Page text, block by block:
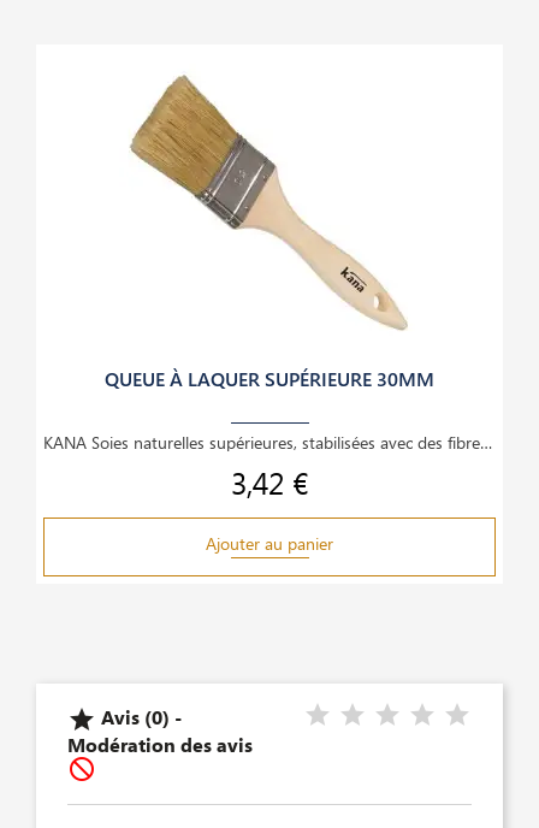
QUEUE À LAQUER SUPÉRIEURE 30MM
KANA Soies naturelles supérieures, stabilisées avec des fibres synthétiques. Recommandées pour
Prix
3,42 €
Ajouter au panier
 Avis (0) -
Modération des avis
